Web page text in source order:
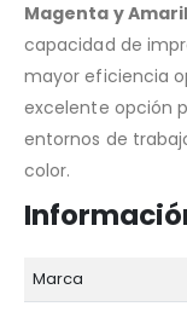
Magenta y
capacidad de
mayor eficiencia
excelente opción
entornos de
color.
Marca